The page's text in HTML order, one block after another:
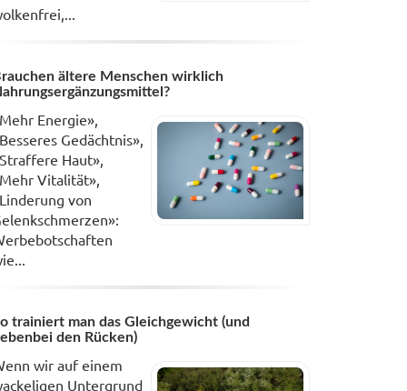
ältere Menschen wirklich
Energie»,
Gedächtnis»,
Haut»,
Vitalität»,
von
trainiert man das Gleichgewicht (und
den Rücken)
wir auf einem
Untergrund